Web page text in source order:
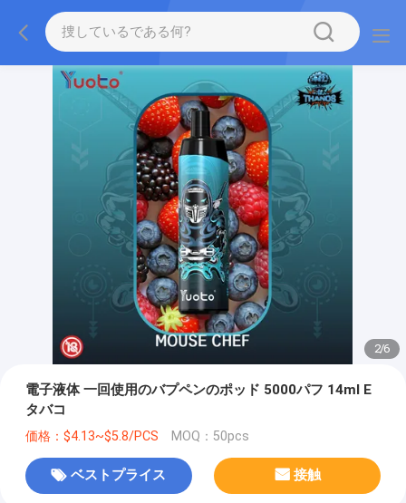
2/6
電子液体 一回使用のバプペンのポッド 5000パフ 14ml E
タバコ
価格：$4.13~$5.8/PCS MOQ：50pcs
ベストプライス 接触